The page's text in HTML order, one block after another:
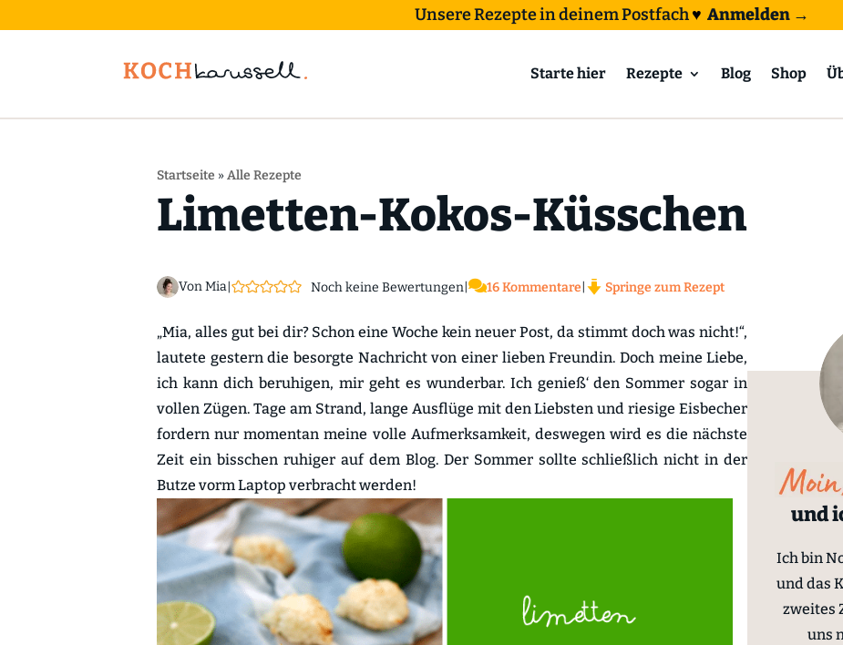
Unsere Rezepte in deinem Postfach♥ Anmelden →
Starte hier Rezepte Blog Shop
Startseite »Alle Rezepte
Limetten-Kokos-Küsschen
Von Mia Noch keine Bewertungen| 16 Kommentare Springe zum Rezept
„Mia, alles gut bei dir? Schon eine Woche kein neuer Post, da stimmt doch was nicht!“,
lautete gestern die besorgte Nachricht von einer lieben Freundin. Doch meine Liebe,
ich kann dich beruhigen, mir geht es wunderbar. Ich genieß‘ den Sommer sogar in
vollen Zügen. Tage am Strand, lange Ausflüge mit den Liebsten und riesige Eisbecher
fordern nur momentan meine volle Aufmerksamkeit, deswegen wird es die nächste
Zeit ein bisschen ruhiger auf dem Blog. Der Sommer sollte schließlich nicht in der
Butze vorm Laptop verbracht werden!
und
Ich bin
und das
zweites
uns